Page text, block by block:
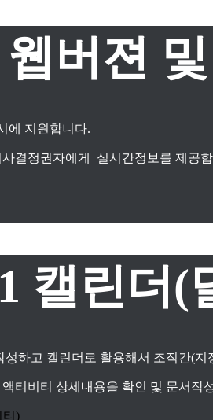
웹버젼
에 지원합니다.
결정권자에게 실시간정보를 제공
캘린더(
성하고 캘린더로 활용해서 조직간(
티비티 상세내용을 확인 및 문서